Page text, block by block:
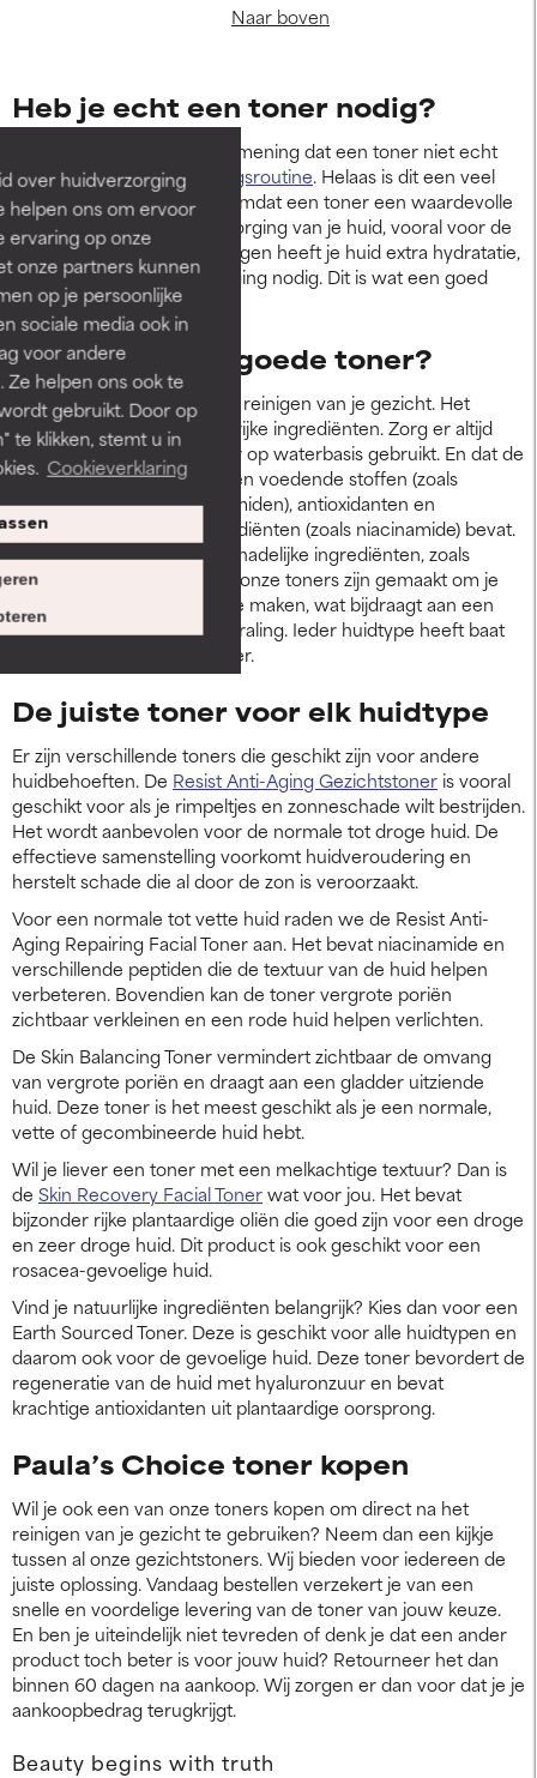
over huidverzorging
helpen ons om ervoor
ervaring op onze
onze partners kunnen
op je persoonlijke
sociale media ook in
voor andere
helpen ons ook te
gebruikt. Door op
te klikken, stemt u in
Cookieverklaring
Naar boven
Heb je echt een toner nodig?
Sommige mensen zijn van mening dat een toner niet echt
nodig is in jehuidverzorgingsroutine. Helaas is dit een veel
voorkomende misvatting, omdat een toner een waardevolle
bijdrage levert aan de verzorging van je huid, vooral voor de
gevoelige huid. Na het reinigen heeft je huid extra hydratatie,
voedingsstoffen en verzorging nodig. Dit is wat een goed
geformuleerde toner doet.
Hoe werkt een goede toner?
Een toner gebruik je na het reinigen van je gezicht. Het
voorziet je huid van belangrijke ingrediënten. Zorg er altijd
voor dat je alleen een toner op waterbasis gebruikt. En dat de
toner goede ingrediënten en voedende stoffen (zoals
glycerol, vetzuren en ceramiden), antioxidanten en
celcommunicerende ingrediënten (zoals niacinamide) bevat.
Let op dat je toner geen schadelijke ingrediënten, zoals
alcohol of parfum bevat. Al onze toners zijn gemaakt om je
huid te herstellen en glad te maken, wat bijdraagt aan een
jongere en gezondere uitstraling. Ieder huidtype heeft baat
bij het gebruik van een toner.
De juiste toner voor elk huidtype
Er zijn verschillende toners die geschikt zijn voor andere
huidbehoeften. De Resist Anti-Aging Gezichtstoner is vooral
geschikt voor als je rimpeltjes en zonneschade wilt bestrijden.
Het wordt aanbevolen voor de normale tot droge huid. De
effectieve samenstelling voorkomt huidveroudering en
herstelt schade die al door de zon is veroorzaakt.
Voor een normale tot vette huid raden we de Resist Anti-
Aging Repairing Facial Toner aan. Het bevat niacinamide en
verschillende peptiden die de textuur van de huid helpen
verbeteren. Bovendien kan de toner vergrote poriën
zichtbaar verkleinen en een rode huid helpen verlichten.
De Skin Balancing Toner vermindert zichtbaar de omvang
van vergrote poriën en draagt aan een gladder uitziende
huid. Deze toner is het meest geschikt als je een normale,
vette of gecombineerde huid hebt.
Wil je liever een toner met een melkachtige textuur? Dan is
de Skin Recovery Facial Tonerwat voor jou. Het bevat
bijzonder rijke plantaardige oliën die goed zijn voor een droge
en zeer droge huid. Dit product is ook geschikt voor een
rosacea-gevoelige huid.
Vind je natuurlijke ingrediënten belangrijk? Kies dan voor een
Earth Sourced Toner. Deze is geschikt voor alle huidtypen en
daarom ook voor de gevoelige huid. Deze toner bevordert de
regeneratie van de huid met hyaluronzuur en bevat
krachtige antioxidanten uit plantaardige oorsprong.
Paula’s Choice toner kopen
Wil je ook een van onze toners kopen om direct na het
reinigen van je gezicht te gebruiken? Neem dan een kijkje
tussen al onze gezichtstoners. Wij bieden voor iedereen de
juiste oplossing. Vandaag bestellen verzekert je van een
snelle en voordelige levering van de toner van jouw keuze.
En ben je uiteindelijk niet tevreden of denk je dat een ander
product toch beter is voor jouw huid? Retourneer het dan
binnen 60 dagen na aankoop. Wij zorgen er dan voor dat je je
aankoopbedrag terugkrijgt.
Beauty begins with truth